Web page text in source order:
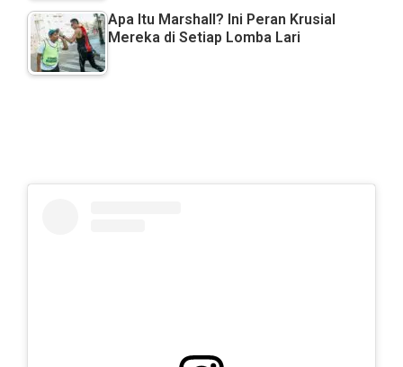
Apa Itu Marshall? Ini Peran Krusial
Mereka di Setiap Lomba Lari